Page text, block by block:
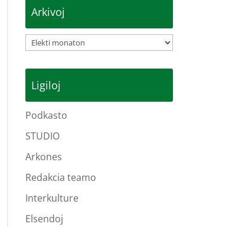
Arkivoj
Arkivoj
Ligiloj
Podkasto
STUDIO
Arkones
Redakcia teamo
Interkulture
Elsendoj